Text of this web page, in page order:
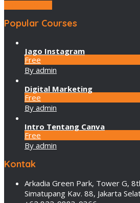
Popular Courses
Jago Instagram
Free
By admin
Digital Marketing
Free
By admin
Intro Tentang Canva
Free
By admin
Kontak
Arkadia Green Park, Tower G,
Simatupang Kav. 88, Jakarta